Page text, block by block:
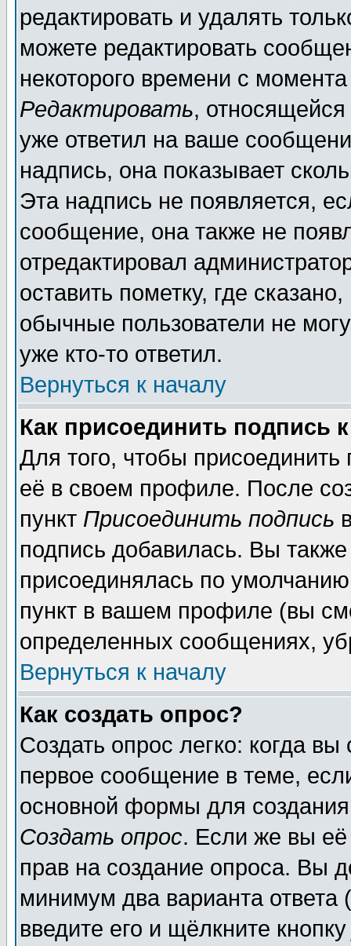
редактировать и удалять
можете редактировать
некоторого времени с
Редактировать,
уже ответил на ваше
надпись, она показывает
Эта надпись не появляется,
сообщение, она также не
отредактировал
оставить пометку, где
обычные пользователи не
уже кто-то ответил.
Вернуться к началу
Как присоединить подпись
Для того, чтобы
её в своем профиле. После
пункт Присоединить подпись
подпись добавилась. Вы
присоединялась по
пункт в вашем профиле (вы
определенных сообщениях,
Вернуться к началу
Как создать опрос?
Создать опрос легко: когда
первое сообщение в теме,
основной формы для
Создать опрос. Если же вы её
прав на создание опроса. Вы
минимум два варианта ответа
введите его и щёлкните